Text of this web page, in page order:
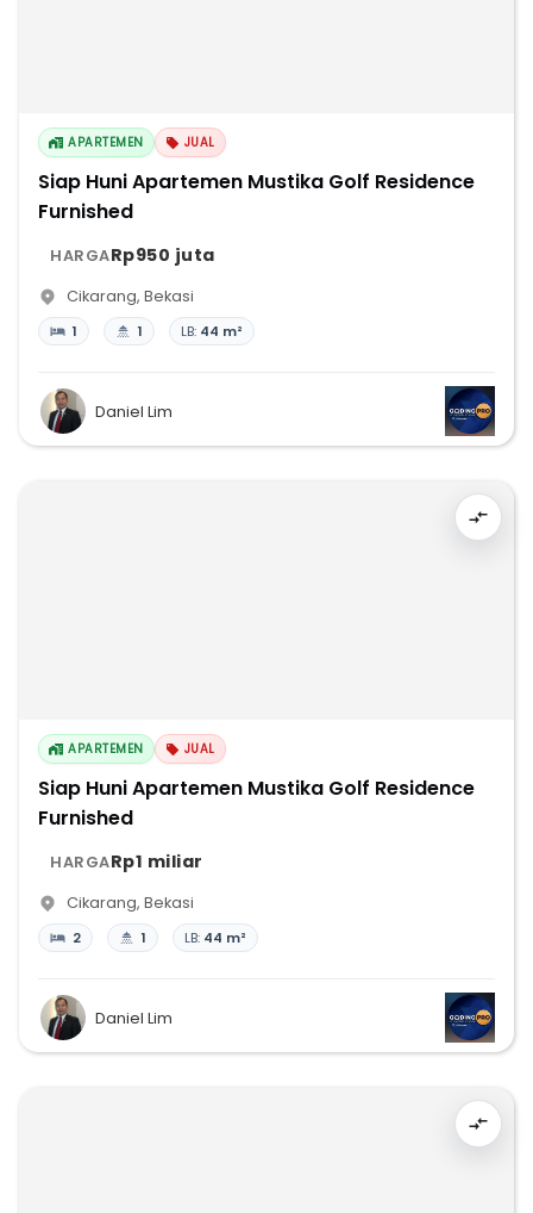
APARTEMEN JUAL
Siap Huni Apartemen Mustika Golf Residence
Furnished
HARGARp950 juta
Cikarang, Bekasi
1 1 LB: 44 m²
Daniel Lim
APARTEMEN JUAL
Siap Huni Apartemen Mustika Golf Residence
Furnished
HARGARp1 miliar
Cikarang, Bekasi
2 1 LB: 44 m²
Daniel Lim